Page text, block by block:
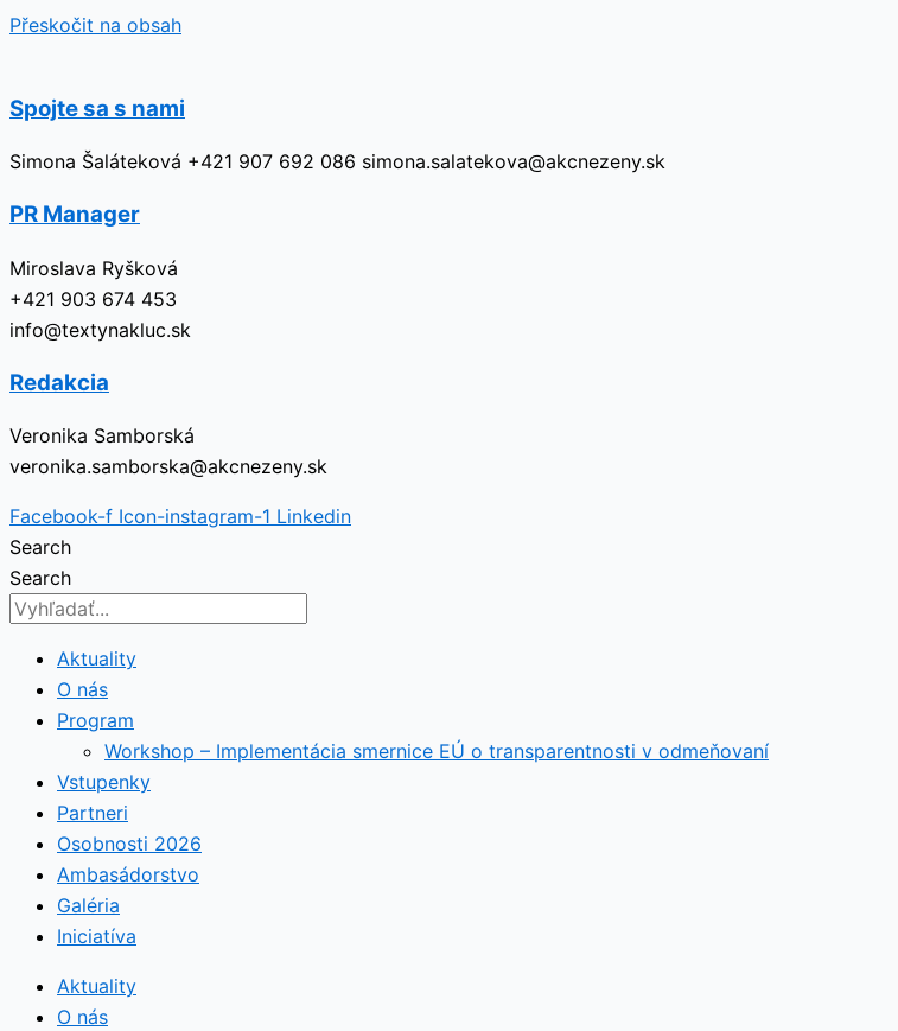
Přeskočit na obsah
Spojte sa s nami
Simona Šaláteková +421 907 692 086 simona.salatekova@akcnezeny.sk
PR Manager
Miroslava Ryšková
+421 903 674 453
info@textynakluc.sk
Redakcia
Veronika Samborská
veronika.samborska@akcnezeny.sk
Facebook-f Icon-instagram-1 Linkedin
Search
Search
Aktuality
O nás
Program
Workshop – Implementácia smernice EÚ o transparentnosti v odmeňovaní
Vstupenky
Partneri
Osobnosti 2026
Ambasádorstvo
Galéria
Iniciatíva
Aktuality
O nás